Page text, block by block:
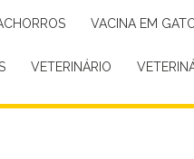
VACINA EM
VETERINÁRIO